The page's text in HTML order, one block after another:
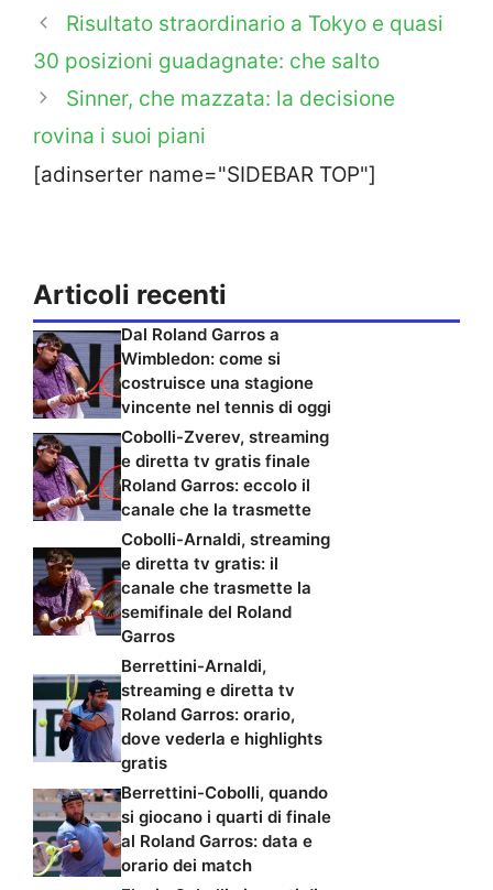
Risultato straordinario a Tokyo e quasi
30 posizioni guadagnate: che salto
Sinner, che mazzata: la decisione
rovina i suoi piani
[adinserter name="SIDEBAR TOP"]
Articoli recenti
Dal Roland Garros a
Wimbledon: come si
costruisce una stagione
vincente nel tennis di oggi
Cobolli-Zverev, streaming
e diretta tv gratis finale
Roland Garros: eccolo il
canale che la trasmette
Cobolli-Arnaldi, streaming
e diretta tv gratis: il
canale che trasmette la
semifinale del Roland
Garros
Berrettini-Arnaldi,
streaming e diretta tv
Roland Garros: orario,
dove vederla e highlights
gratis
Berrettini-Cobolli, quando
si giocano i quarti di finale
al Roland Garros: data e
orario dei match